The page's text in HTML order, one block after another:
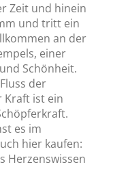
Zeit und hinein
und tritt ein
an der
einer
Schönheit.
der
Kraft ist ein
es im
hier kaufen:
Herzenswissen